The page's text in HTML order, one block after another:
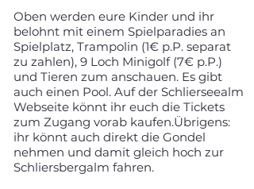
Oben werden eure Kinder und ihr
belohnt mit einem Spielparadies an
Spielplatz, Trampolin (1€ p.P. separat
zu zahlen), 9 Loch Minigolf (7€ p.P.)
und Tieren zum anschauen. Es gibt
auch einen Pool. Auf der Schlierseealm
Webseite könnt ihr euch die Tickets
zum Zugang vorab kaufen.Übrigens:
ihr könnt auch direkt die Gondel
nehmen und damit gleich hoch zur
Schliersbergalm fahren.